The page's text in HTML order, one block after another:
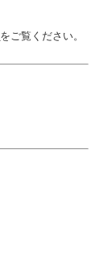
をご覧ください。